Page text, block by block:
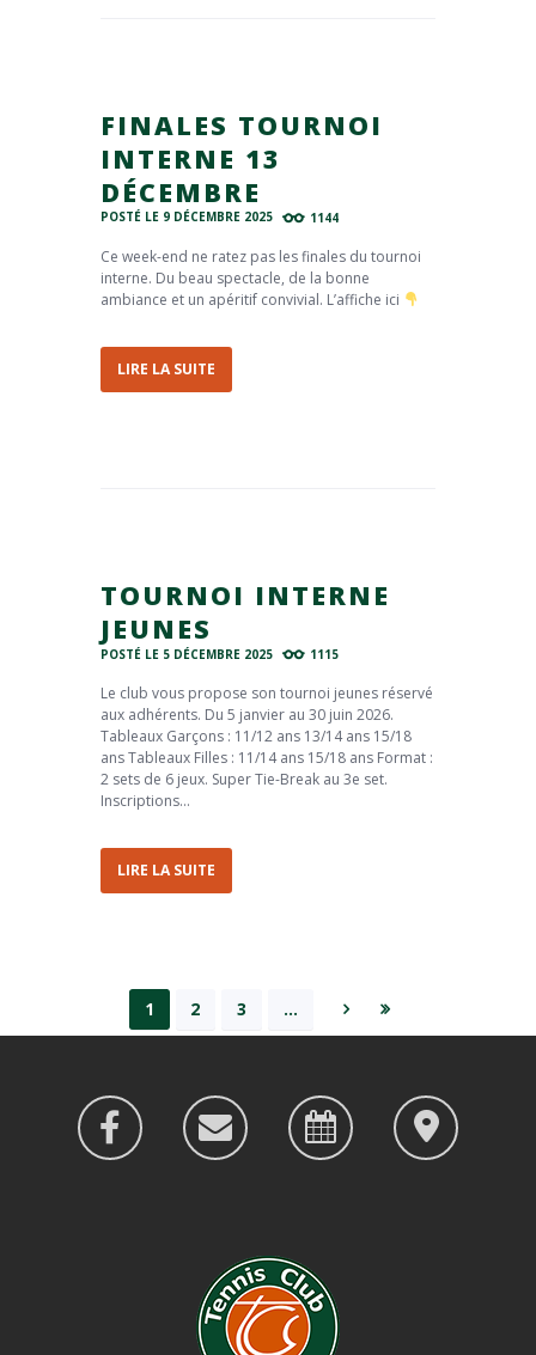
FINALES TOURNOI
INTERNE 13
DÉCEMBRE
POSTÉ LE 9 DÉCEMBRE 2025 1144
Ce week-end ne ratez pas les finales du tournoi
interne. Du beau spectacle, de la bonne
ambiance et un apéritif convivial. L’affiche ici
LIRE LA SUITE
TOURNOI INTERNE
JEUNES
POSTÉ LE 5 DÉCEMBRE 2025 1115
Le club vous propose son tournoi jeunes réservé
aux adhérents. Du 5 janvier au 30 juin 2026.
Tableaux Garçons : 11/12 ans 13/14 ans 15/18
ans Tableaux Filles : 11/14 ans 15/18 ans Format :
2 sets de 6 jeux. Super Tie-Break au 3e set.
Inscriptions...
LIRE LA SUITE
1 2 3 …